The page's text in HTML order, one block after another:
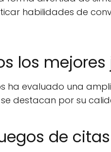
habilidades de
los
ha evaluado una
se destacan por su
de citas